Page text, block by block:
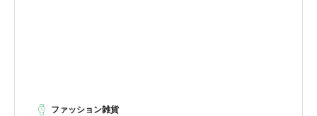
ファッション雑貨